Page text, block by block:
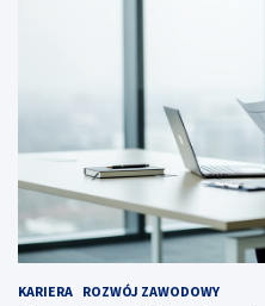
KARIERA ROZWÓJ ZAWODOWY